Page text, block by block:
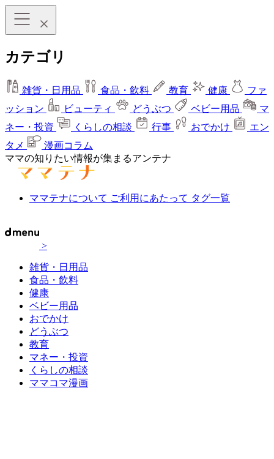
カテゴリ
雑貨・日用品 食品・飲料 教育 健康
ファ
ッション
ビューティ どうぶつ ベビー用品
マ
ネー・投資
くらしの相談 行事 おでかけ
エン
タメ
漫画コラム
ママの知りたい情報が集まるアンテナ
ママテナについて ご利用にあたって タグ一覧
>
雑貨・日用品
食品・飲料
健康
ベビー用品
おでかけ
どうぶつ
教育
マネー・投資
くらしの相談
ママコマ漫画